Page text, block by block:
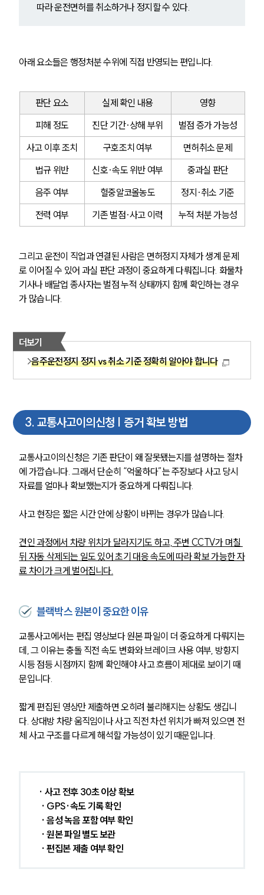
대륜의 강점
글로벌 파트너 로펌
고객의 소리
통합검색
AI대륜
업무사례
주요 업무사례
사례분석/최신동향
업무분야
음주교통사고대응부 업무
전체
따라 운전면허를 취소하거나 정지할 수 있다.
아래 요소들은 행정처분 수위에 직접 반영되는 편입니다.
판단 요소 실제 확인 내용
영향
피해 정도
진단 기간·상해 부위
벌점 증가 가능성
사고 이후 조치
구호조치 여부
면허취소 문제
법규 위반
신호·속도 위반 여부
중과실 판단
음주 여부
혈중알코올농도
정지·취소 기준
전력 여부
기존 벌점·사고 이력 누적 처분 가능성
그리고 운전이 직업과 연결된 사람은 면허정지 자체가 생계 문제
로 이어질 수 있어 과실 판단 과정이 중요하게 다뤄집니다. 화물차
기사나 배달업 종사자는 벌점 누적 상태까지 함께 확인하는 경우
가 많습니다.
더보기
음주운전정지 정지 vs 취소 기준 정확히 알아야 합니다
3. 교통사고이의신청 | 증거 확보 방법
교통사고이의신청은 기존 판단이 왜 잘못됐는지를 설명하는 절차
에 가깝습니다. 그래서 단순히 “억울하다”는 주장보다 사고 당시
자료를 얼마나 확보했는지가 중요하게 다뤄집니다.
사고 현장은 짧은 시간 안에 상황이 바뀌는 경우가 많습니다.
견인 과정에서 차량 위치가 달라지기도 하고, 주변 CCTV가 며칠
뒤 자동 삭제되는 일도 있어 초기 대응 속도에 따라 확보 가능한 자
료 차이가 크게 벌어집니다.
블랙박스 원본이 중요한 이유
교통사고에서는 편집 영상보다 원본 파일이 더 중요하게 다뤄지는
데, 그 이유는 충돌 직전 속도 변화와 브레이크 사용 여부, 방향지
시등 점등 시점까지 함께 확인해야 사고 흐름이 제대로 보이기 때
문입니다.
짧게 편집된 영상만 제출하면 오히려 불리해지는 상황도 생깁니
다. 상대방 차량 움직임이나 사고 직전 차선 위치가 빠져 있으면 전
체 사고 구조를 다르게 해석할 가능성이 있기 때문입니다.
· 사고 전후 30초 이상 확보
· GPS·속도 기록 확인
· 음성 녹음 포함 여부 확인
· 원본 파일 별도 보관
· 편집본 제출 여부 확인